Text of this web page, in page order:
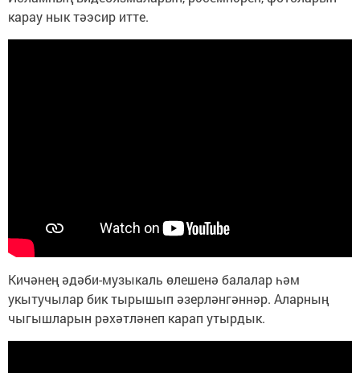
карау нык тәэсир итте.
Кичәнең әдәби-музыкаль өлешенә балалар һәм
укытучылар бик тырышып әзерләнгәннәр. Аларның
чыгышларын рәхәтләнеп карап утырдык.